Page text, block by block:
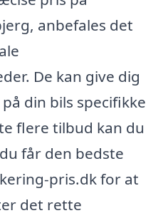
anbefales det
De kan give dig
din bils specifikke
flere tilbud kan du
får den bedste
pris.dk for at
det rette